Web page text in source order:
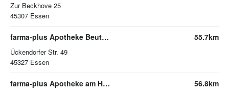
Zur Beckhove 25
45307 Essen
farma-plus Apotheke Beuth in Katernberg
Ückendorfer Str. 49
45327 Essen
55.7km
farma-plus Apotheke am Hellweg 56.8km